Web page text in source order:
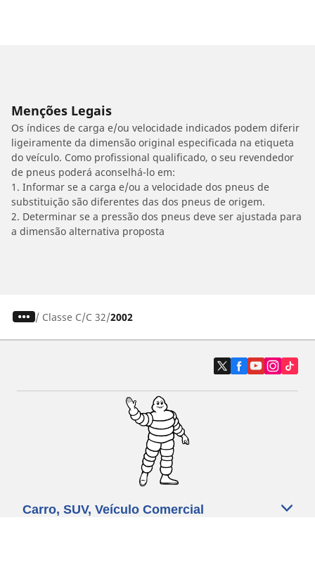
Menções Legais
Os índices de carga e/ou velocidade indicados podem diferir
ligeiramente da dimensão original especificada na etiqueta
do veículo. Como profissional qualificado, o seu revendedor
de pneus poderá aconselhá-lo em:
1. Informar se a carga e/ou a velocidade dos pneus de
substituição são diferentes das dos pneus de origem.
2. Determinar se a pressão dos pneus deve ser ajustada para
a dimensão alternativa proposta
/ Classe C C 32 2002
Carro, SUV, Veículo Comercial